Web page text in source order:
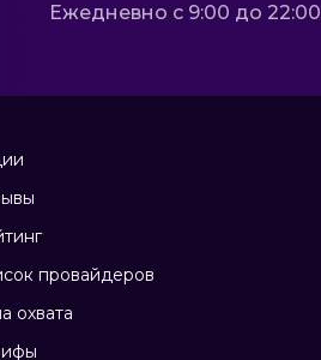
Ежедневно с 9:00 до 22:00
провайдеров
охвата